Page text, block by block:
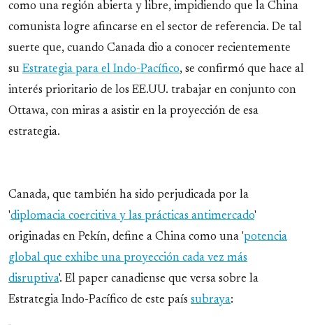
como una región abierta y libre, impidiendo que la China
comunista logre afincarse en el sector de referencia. De tal
suerte que, cuando Canada dio a conocer recientemente
su Estrategia para el Indo-Pacífico, se confirmó que hace al
interés prioritario de los EE.UU. trabajar en conjunto con
Ottawa, con miras a asistir en la proyección de esa
estrategia.
Canada, que también ha sido perjudicada por la
'diplomacia coercitiva y las prácticas antimercado'
originadas en Pekín, define a China como una 'potencia
global que exhibe una proyección cada vez más
disruptiva'. El paper canadiense que versa sobre la
Estrategia Indo-Pacífico de este país subraya: